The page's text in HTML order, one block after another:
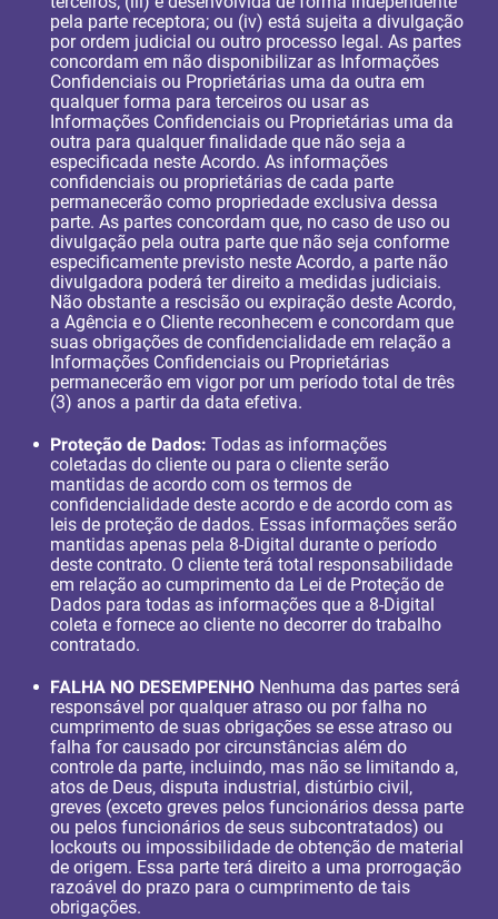
pela parte receptora; ou (iv) está sujeita a divulgação
por ordem judicial ou outro processo legal. As partes
concordam em não disponibilizar as Informações
Confidenciais ou Proprietárias uma da outra em
qualquer forma para terceiros ou usar as
Informações Confidenciais ou Proprietárias uma da
outra para qualquer finalidade que não seja a
especificada neste Acordo. As informações
confidenciais ou proprietárias de cada parte
permanecerão como propriedade exclusiva dessa
parte. As partes concordam que, no caso de uso ou
divulgação pela outra parte que não seja conforme
especificamente previsto neste Acordo, a parte não
divulgadora poderá ter direito a medidas judiciais.
Não obstante a rescisão ou expiração deste Acordo,
a Agência e o Cliente reconhecem e concordam que
suas obrigações de confidencialidade em relação a
Informações Confidenciais ou Proprietárias
permanecerão em vigor por um período total de três
(3) anos a partir da data efetiva.
Proteção de Dados: Todas as informações
coletadas do cliente ou para o cliente serão
mantidas de acordo com os termos de
confidencialidade deste acordo e de acordo com as
leis de proteção de dados. Essas informações serão
mantidas apenas pela 8-Digital durante o período
deste contrato. O cliente terá total responsabilidade
em relação ao cumprimento da Lei de Proteção de
Dados para todas as informações que a 8-Digital
coleta e fornece ao cliente no decorrer do trabalho
contratado.
FALHA NO DESEMPENHO Nenhuma das partes será
responsável por qualquer atraso ou por falha no
cumprimento de suas obrigações se esse atraso ou
falha for causado por circunstâncias além do
controle da parte, incluindo, mas não se limitando a,
atos de Deus, disputa industrial, distúrbio civil,
greves (exceto greves pelos funcionários dessa parte
ou pelos funcionários de seus subcontratados) ou
lockouts ou impossibilidade de obtenção de material
de origem. Essa parte terá direito a uma prorrogação
razoável do prazo para o cumprimento de tais
obrigações.